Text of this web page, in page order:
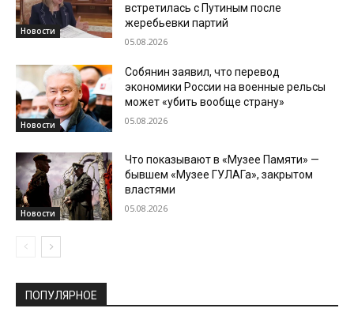
Новости
встретилась с Путиным после
жеребьевки партий
05.08.2026
Новости
Собянин заявил, что перевод
экономики России на военные рельсы
может «убить вообще страну»
05.08.2026
Новости
Что показывают в «Музее Памяти» —
бывшем «Музее ГУЛАГа», закрытом
властями
05.08.2026
ПОПУЛЯРНОЕ